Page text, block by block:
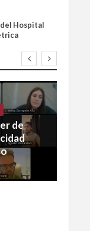
del Hospital
de